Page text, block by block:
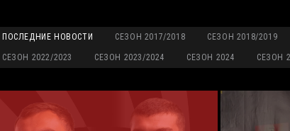
ПОСЛЕДНИЕ НОВОСТИ СЕЗОН 2017/2018 СЕЗОН 2018/2019
СЕЗОН 2022/2023 СЕЗОН 2023/2024 СЕЗОН 2024 СЕЗОН